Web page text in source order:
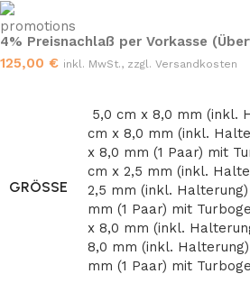
4% Preisnachlaß per Vorkasse
125,00 € inkl. MwSt., zzgl. Versandkosten
GRÖSSE
5,0 cm x 8,0 mm (inkl.
cm x 8,0 mm (inkl.
x 8,0 mm (1 Paar) mit
cm x 2,5 mm (inkl.
2,5 mm (inkl. Halterung)
mm (1 Paar) mit
x 8,0 mm (inkl.
8,0 mm (inkl. Halterung)
mm (1 Paar) mit